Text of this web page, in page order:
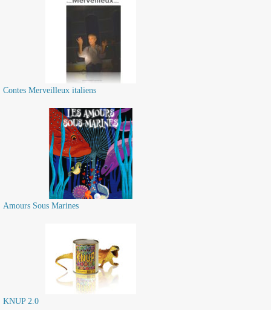
Contes Merveilleux italiens
Amours Sous Marines
KNUP 2.0